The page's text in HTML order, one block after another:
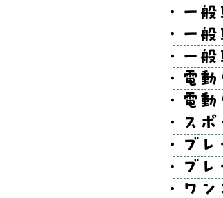
・一
・一
・一
・
・電
・ス
・
・
・